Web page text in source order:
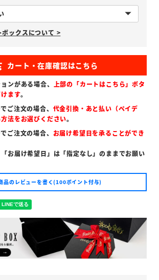
必
須
)
ボックスについて >
ンがある場合、 上部の「カートはこちら」ボタ
ます。
ご注文の場合、 代金引換・あと払い（ペイデ
法をお選びください。
ご注文の場合、 お届け希望日を承ることができ
「お届け希望日」は「指定なし」のままでお願い
品のレビューを書く(100ポイント付与)